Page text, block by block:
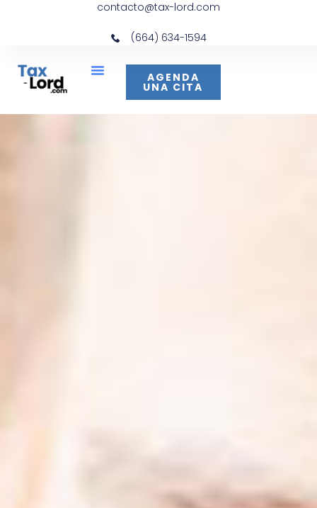
contacto@tax-lord.com
(664) 634-1594
AGENDA
UNA CITA